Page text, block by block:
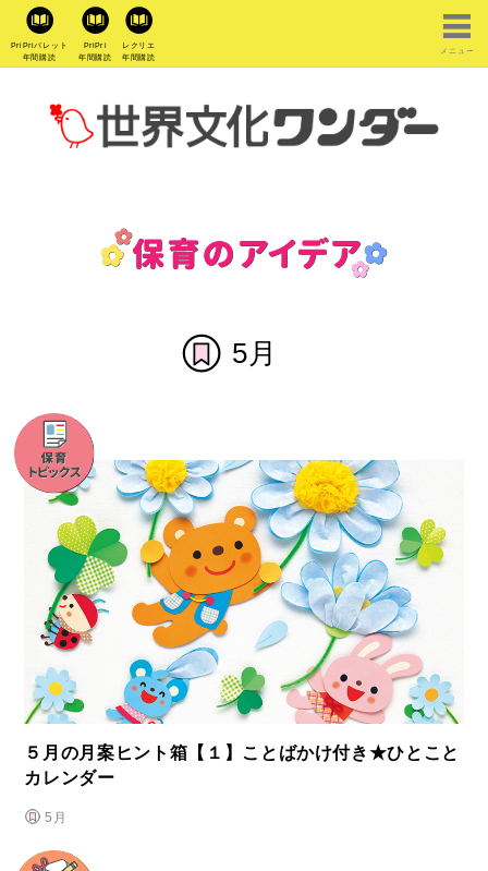
PriPriパレット
年間購読
PriPri
年間購読
レクリエ
年間購読
メニュー
5月
５月の月案ヒント箱【１】ことばかけ付き★ひとこと
カレンダー
5月